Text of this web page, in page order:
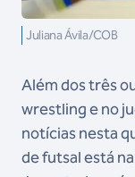
Juliana Ávila/COB
Além dos três
wrestling e no
notícias nesta
de futsal está